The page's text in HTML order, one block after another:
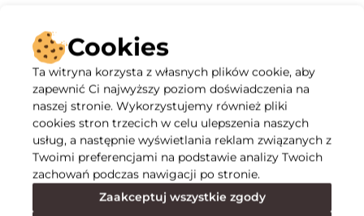
Opis
Specyfikacja
Polecane
Cookies
Ta witryna korzysta z własnych plików cookie, aby
zapewnić Ci najwyższy poziom doświadczenia na
naszej stronie. Wykorzystujemy również pliki
cookies stron trzecich w celu ulepszenia naszych
usług, a następnie wyświetlania reklam związanych z
Twoimi preferencjami na podstawie analizy Twoich
zachowań podczas nawigacji po stronie.
Zaakceptuj wszystkie zgody